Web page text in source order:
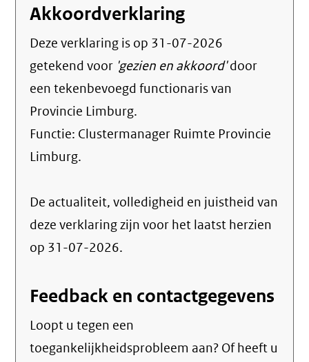
Akkoordverklaring
Deze verklaring is op 31-07-2026
getekend voor 'gezien en akkoord'door
een tekenbevoegd functionaris van
Provincie Limburg.
Functie: Clustermanager Ruimte Provincie
Limburg.
De actualiteit, volledigheid en juistheid van
deze verklaring zijn voor het laatst herzien
op 31-07-2026.
Feedback en contactgegevens
Loopt u tegen een
toegankelijkheidsprobleem aan? Of heeft u